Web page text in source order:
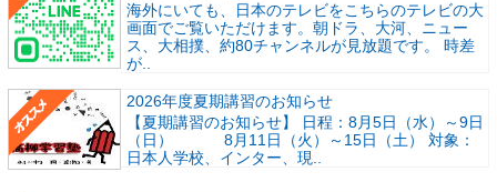
海外にいても、日本のテレビをこちらのテレビの大
画面でご覧いただけます。朝ドラ、大河、ニュー
ス、大相撲、約80チャンネルが見放題です。 時差
が..
2026年度夏期講習のお知らせ
【夏期講習のお知らせ】 日程：8月5日（水）～9日
（日） 8月11日（火）～15日（土） 対象：
日本人学校、インター、現..